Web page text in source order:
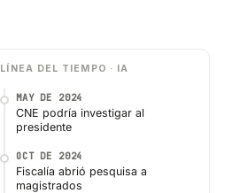
LÍNEA DEL TIEMPO · IA
MAY DE 2024
CNE podría investigar al
presidente
OCT DE 2024
Fiscalía abrió pesquisa a
magistrados